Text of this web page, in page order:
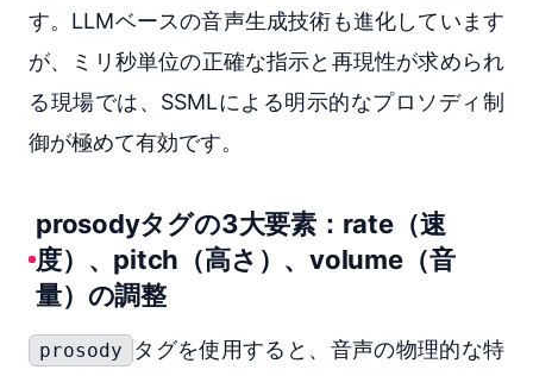
す。LLMベースの音声生成技術も進化しています
が、ミリ秒単位の正確な指示と再現性が求められ
る現場では、SSMLによる明示的なプロソディ制
御が極めて有効です。
prosodyタグの3大要素：rate（速
度）、pitch（高さ）、volume（音
量）の調整
prosody
タグを使用すると、音声の物理的な特